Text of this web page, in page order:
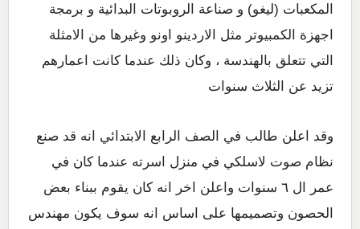
المكعبات (ليغو) و صناعة الروبوتات البدائية و برمجة
اجهزة الكمبيوتر مثل الاردينو اونو وغيرها من الامثلة
التي تتعلق بالهندسة ، وكان ذلك عندما كانت اعمارهم
تزيد عن الثلاث سنوات
وقد اعلن طالب في الصف الرابع الابتدائي انه قد صنع
نظام صوت لاسلكي في منزل اسرته عندما كان في
عمر ال ٦ سنوات واعلن اخر انه كان يقوم ببناء بعض
الحصون وتصميمها على اساس انه سوف يكون مهندس